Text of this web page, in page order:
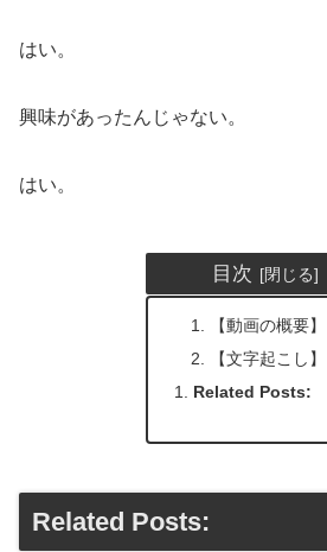
はい。
興味があったんじゃない。
はい。
目次
【動画の概要】
【文字起こし】
Related Posts:
Related Posts: